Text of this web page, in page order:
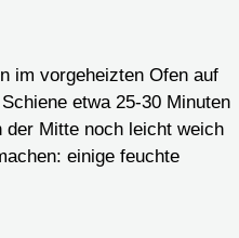
im vorgeheizten Ofen auf
etwa 25-30 Minuten
der Mitte noch leicht weich
einige feuchte